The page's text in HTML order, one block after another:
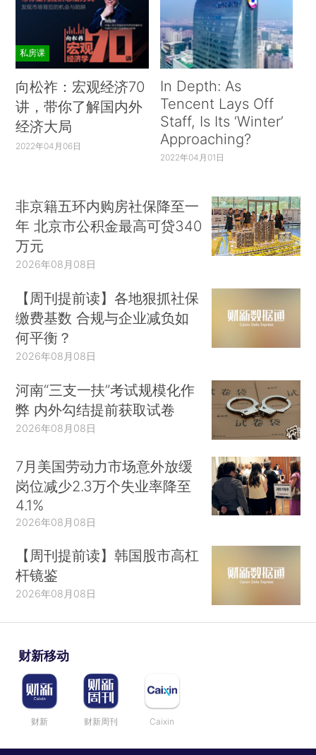
私房课
向松祚：宏观经济70
讲，带你了解国内外
经济大局
2022年04月06日
In Depth: As
Tencent Lays Off
Staff, Is Its ‘Winter’
Approaching?
2022年04月01日
非京籍五环内购房社保降至一
年 北京市公积金最高可贷340
万元
2026年08月08日
【周刊提前读】各地狠抓社保
缴费基数 合规与企业减负如
何平衡？
2026年08月08日
河南“三支一扶”考试规模化作
弊 内外勾结提前获取试卷
2026年08月08日
7月美国劳动力市场意外放缓
岗位减少2.3万个失业率降至
4.1%
2026年08月08日
【周刊提前读】韩国股市高杠
杆镜鉴
2026年08月08日
财新移动
财新 财新周刊 Caixin